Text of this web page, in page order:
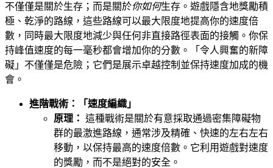
不僅僅是關於生存；而是關於你如何生存。遊戲隱含地獎勵積
極、乾淨的路線，這些路線可以最大限度地提高你的速度倍
數，同時最大限度地減少與任何非直接路徑表面的接觸。你保
持峰值速度的每一毫秒都會增加你的分數。「令人興奮的新障
礙」不僅僅是危險；它們是展示卓越控制並保持速度加成的機
會。
進階戰術：「速度編織」
原理： 這種戰術是關於有意採取通過密集障礙物
群的最激進路線，通常涉及精確、快速的左右左右
移動，以保持最高的速度倍數。它利用遊戲對速度
的獎勵，而不是絕對的安全。